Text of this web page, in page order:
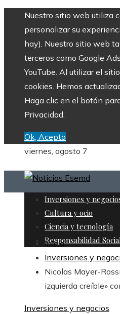
Nuestro sitio web utiliza
personalizar su
hay). Nuestro sitio web
terceros como Google
YouTube. Al utilizar el
cookies. Hemos
Haga clic en el botón
Privacidad.
Ok, Acepto
viernes, agosto 7
Inversiones y
Cultura y ocio
Ciencia y tecnología
Responsabilidad
Inicio
Inversiones y
Nicolas Mayer-
izquierda creíble»
Inversiones y negocios